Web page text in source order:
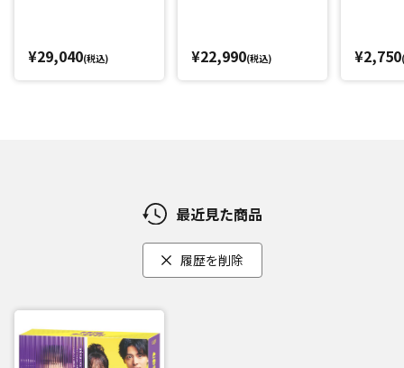
¥29,040(税込) ¥22,990(税込) ¥2,750
最近見た商品
履歴を削除